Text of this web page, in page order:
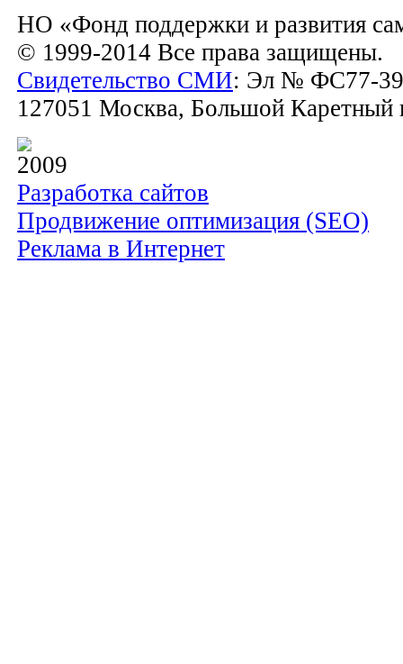
НО «Фонд поддержки и развития
© 1999-2014 Все права защищены.
Свидетельство СМИ: Эл № ФС77-
127051 Москва, Большой Каретный
2009
Разработка сайтов
Продвижение оптимизация (SEO)
Реклама в Интернет